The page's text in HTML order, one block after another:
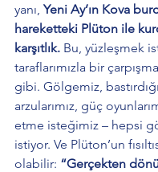
yanı, Yeni Ay’ın Kova
hareketteki Plüton ile
karşıtlık. Bu, yüzleşmek
taraflarımızla bir çarpışma
gibi. Gölgemiz,
arzularımız, güç
etme isteğimiz – hepsi
istiyor. Ve Plüton’un
olabilir: “Gerçekten